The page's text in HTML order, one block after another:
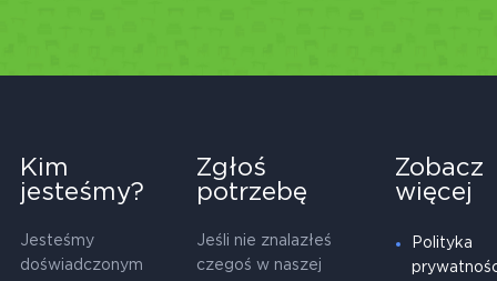
Kim
jesteśmy?
Jesteśmy
doświadczonym
Zgłoś
potrzebę
Jeśli nie znalazłeś
czegoś w naszej
Zobacz
więcej
Polityka